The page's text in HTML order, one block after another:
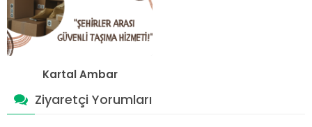
Kartal Ambar
Ziyaretçi Yorumları